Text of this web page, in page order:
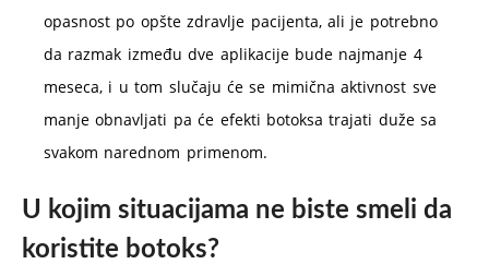
opasnost po opšte zdravlje pacijenta, ali je potrebno
da razmak između dve aplikacije bude najmanje 4
meseca, i u tom slučaju će se mimična aktivnost sve
manje obnavljati pa će efekti botoksa trajati duže sa
svakom narednom primenom.
U kojim situacijama ne biste smeli da
koristite botoks?